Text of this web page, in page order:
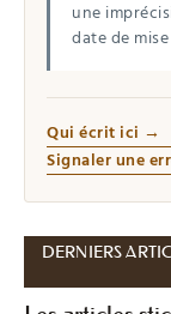
une
date de
Qui écrit ici →
Signaler une
DERNIERS